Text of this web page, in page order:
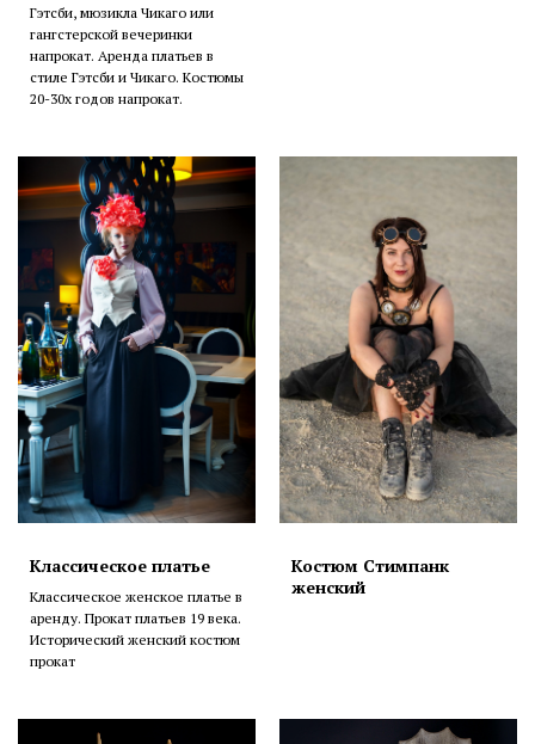
Гэтсби, мюзикла Чикаго или
гангстерской вечеринки
напрокат. Аренда платьев в
стиле Гэтсби и Чикаго. Костюмы
20-30х годов напрокат.
Классическое платье
Классическое женское платье в
аренду. Прокат платьев 19 века.
Исторический женский костюм
прокат
Костюм Стимпанк
женский